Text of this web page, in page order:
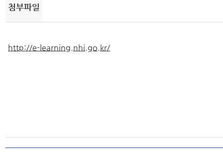
첨부파일
http://e-learning.nhi.go.kr/